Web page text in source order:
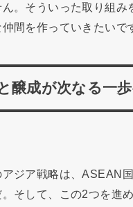
。そういった取り組
間を作っていきたいで
醸成が次なる一
ジア戦略は、ASEAN
そして、この2つを進